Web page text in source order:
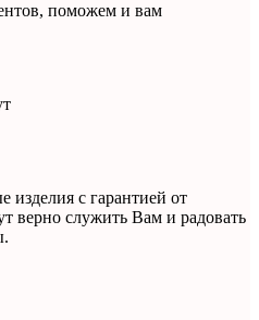
поможем и вам
изделия с гарантией от
верно служить Вам и радовать